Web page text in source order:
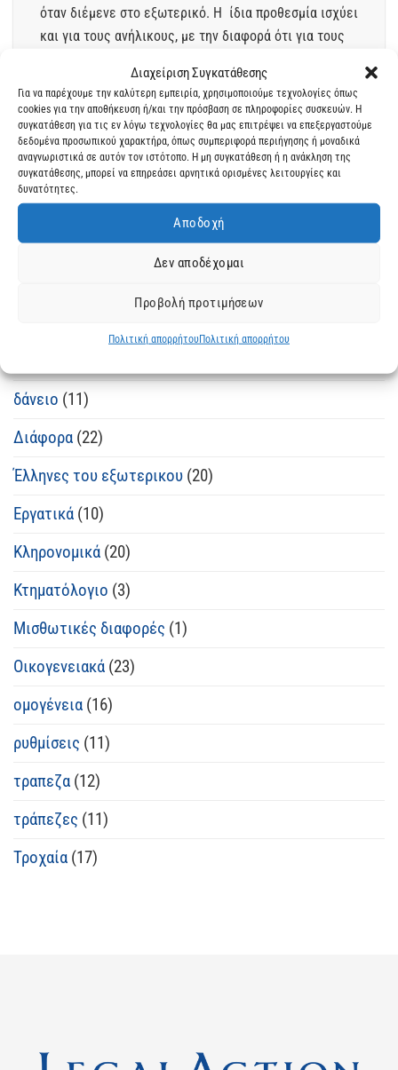
Διαχείριση Συγκατάθεσης
Για να παρέχουμε την καλύτερη εμπειρία, χρησιμοποιούμε τεχνολογίες όπως
cookies για την αποθήκευση ή/και την πρόσβαση σε πληροφορίες συσκευών. Η
συγκατάθεση για τις εν λόγω τεχνολογίες θα μας επιτρέψει να επεξεργαστούμε
δεδομένα προσωπικού χαρακτήρα, όπως συμπεριφορά περιήγησης ή μοναδικά
αναγνωριστικά σε αυτόν τον ιστότοπο. Η μη συγκατάθεση ή η ανάκληση της
συγκατάθεσης, μπορεί να επηρεάσει αρνητικά ορισμένες λειτουργίες και
δυνατότητες.
Αποδοχή
Δεν αποδέχομαι
Προβολή προτιμήσεων
Πολιτική απορρήτουΠολιτική απορρήτου
Κατηγορίες άρθρων
δάνειο (11)
Διάφορα (22)
Έλληνες του εξωτερικου (20)
Εργατικά (10)
Κληρονομικά (20)
Κτηματόλογιο (3)
Μισθωτικές διαφορές (1)
Οικογενειακά (23)
ομογένεια (16)
ρυθμίσεις (11)
τραπεζα (12)
τράπεζες (11)
Τροχαία (17)
όταν διέμενε στο εξωτερικό. Η ίδια προθεσμία ισχύει
και για τους ανήλικους, με την διαφορά ότι για τους
απόφαση, η οποία πρέπει να κατατεθεί στο
Δικαστήριο εντός της τετράμηνης προθεσμίας
αποποίησης, που τρέχει γι’αυτούς ή της ετήσιας αν ο
θανών ή οι κληρονόμοι...